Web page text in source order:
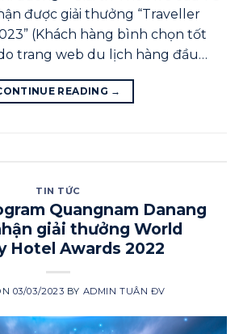
được giải thưởng “Traveller
(Khách hàng bình chọn tốt
trang web du lịch hàng đầu…
READING →
TIN TỨC
Quangnam Danang
giải thưởng World
Hotel Awards 2022
03/03/2023 BY ADMIN TUÂN ĐV